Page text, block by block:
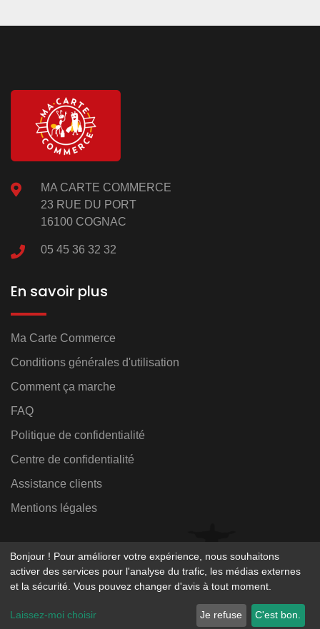
MA CARTE COMMERCE
23 RUE DU PORT
16100 COGNAC
05 45 36 32 32
En savoir plus
Ma Carte Commerce
Conditions générales d'utilisation
Comment ça marche
FAQ
Politique de confidentialité
Centre de confidentialité
Assistance clients
Mentions légales
© 2026 - MA CARTE COMMERCE - Service opéré par
Bonjour ! Pour améliorer votre expérience, nous souhaitons
activer des services pour l'analyse du trafic, les médias externes
et la sécurité. Vous pouvez changer d'avis à tout moment.
Laissez-moi choisir Je refuse C'est bon.